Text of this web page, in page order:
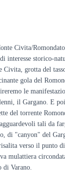
Civita/
interesse storico-
Civita, grotta del
gola del
le
il Gargano. E
del torrente
tali da
di "canyon" del
verso il punto di
mulattiera
di Varano.